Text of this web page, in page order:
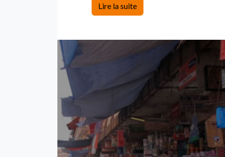
Lire la suite